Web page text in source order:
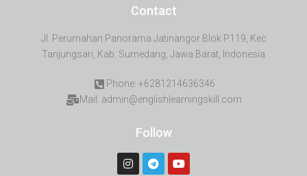
Contact
Jl. Perumahan Panorama Jatinangor Blok P119, Kec
Tanjungsari, Kab. Sumedang, Jawa Barat, Indonesia
Phone: +6281214636346
Mail: admin@englishlearningskill.com
Follow